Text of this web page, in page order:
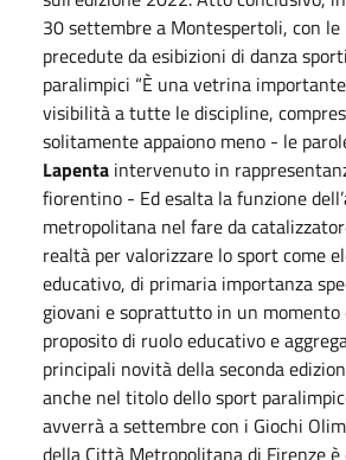
30settembrea Montespertoli, con
precedute da esibizioni di danza
paralimpici “È una vetrina
visibilità a tutte le discipline,
solitamente appaiono meno - le
Lapenta intervenuto in
fiorentino - Ed esalta la funzione
metropolitana nel fare da
realtà per valorizzare lo sport come
educativo, di primaria importanza
giovani e soprattutto in un momento
proposito di ruolo educativo e
principali novità della seconda
anche nel titolo dello sport
avverrà asettembrecon i Giochi
della Città Metropolitana di Firenze è